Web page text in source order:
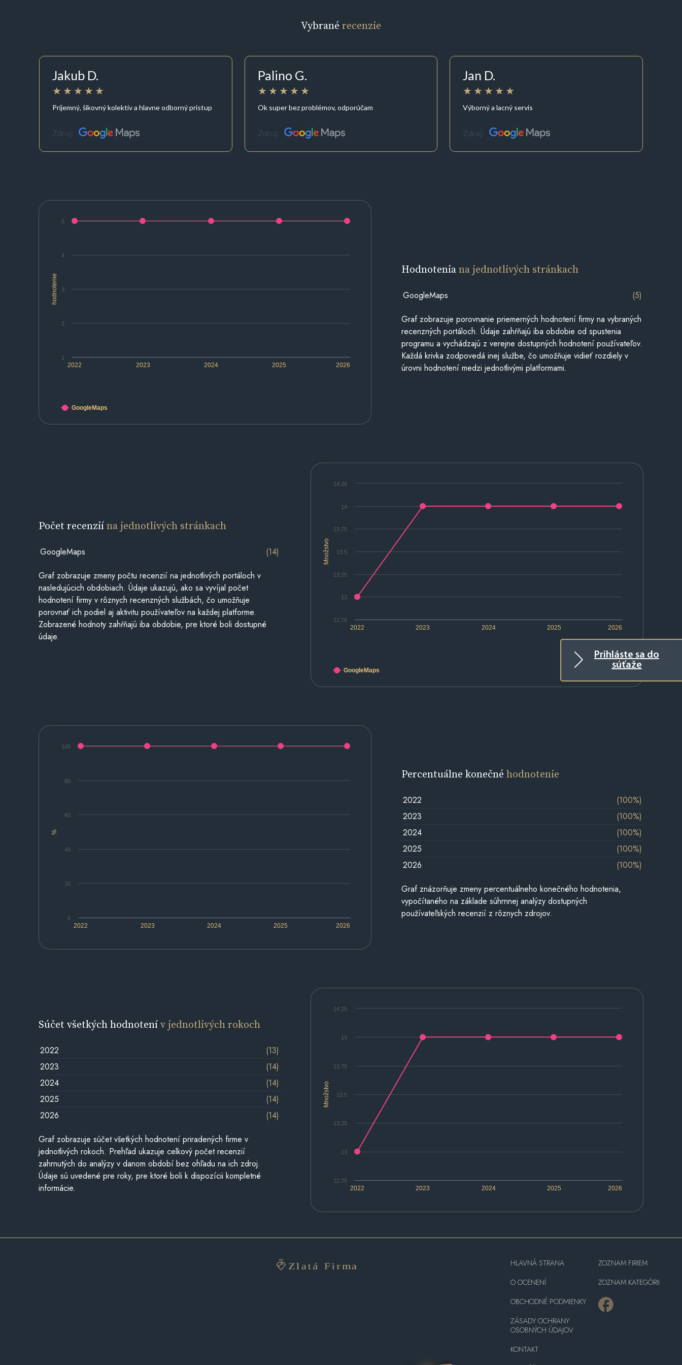
Prihláste sa do
súťaže
Vybrané recenzie
Jakub D.
Príjemný, šikovný kolektív a hlavne odborný pristup
Zdroj:
Palino G.
Ok super bez problémov, odporúčam
Zdroj:
Jan D.
Výborný a lacný servis
Zdroj:
hodnotenie
2022 2023 2024 2025 2026
1
2
3
4
5
GoogleMaps
Hodnoteniana jednotlivých stránkach
GoogleMaps (5)
Graf zobrazuje porovnanie priemerných hodnotení firmy na vybraných
recenzných portáloch. Údaje zahŕňajú iba obdobie od spustenia
programu a vychádzajú z verejne dostupných hodnotení používateľov.
Každá krivka zodpovedá inej službe, čo umožňuje vidieť rozdiely v
úrovni hodnotení medzi jednotlivými platformami.
Množstvo
2022 2023 2024 2025 2026
12.75
13
13.25
13.5
13.75
14
14.25
GoogleMaps
Počet recenziína jednotlivých stránkach
GoogleMaps (14)
Graf zobrazuje zmeny počtu recenzií na jednotlivých portáloch v
nasledujúcich obdobiach. Údaje ukazujú, ako sa vyvíjal počet
hodnotení firmy v rôznych recenzných službách, čo umožňuje
porovnať ich podiel aj aktivitu používateľov na každej platforme.
Zobrazené hodnoty zahŕňajú iba obdobie, pre ktoré boli dostupné
údaje.
%
2022 2023 2024 2025 2026
0
20
40
60
80
100
Percentuálne konečnéhodnotenie
2022
(100%)
2023
(100%)
2024
(100%)
2025
(100%)
2026
(100%)
Graf znázorňuje zmeny percentuálneho konečného hodnotenia,
vypočítaného na základe súhrnnej analýzy dostupných
používateľských recenzií z rôznych zdrojov.
Množstvo
2022 2023 2024 2025 2026
12.75
13
13.25
13.5
13.75
14
14.25
Súčet všetkých hodnotenív jednotlivých rokoch
2022
(13)
2023
(14)
2024
(14)
2025
(14)
2026
(14)
Graf zobrazuje súčet všetkých hodnotení priradených firme v
jednotlivých rokoch. Prehľad ukazuje celkový počet recenzií
zahrnutých do analýzy v danom období bez ohľadu na ich zdroj.
Údaje sú uvedené pre roky, pre ktoré boli k dispozícii kompletné
informácie.
HLAVNÁ STRANA
O OCENENÍ
OBCHODNÉ PODMIENKY
ZÁSADY OCHRANY
OSOBNÝCH ÚDAJOV
KONTAKT
ZOZNAM FIRIEM
ZOZNAM KATEGÓRII